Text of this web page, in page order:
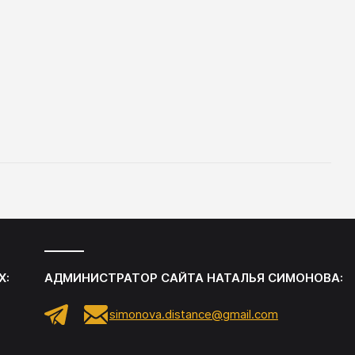
АДМИНИСТРАТОР САЙТА НАТАЛЬЯ СИМОНОВА:
simonova.distance@gmail.com